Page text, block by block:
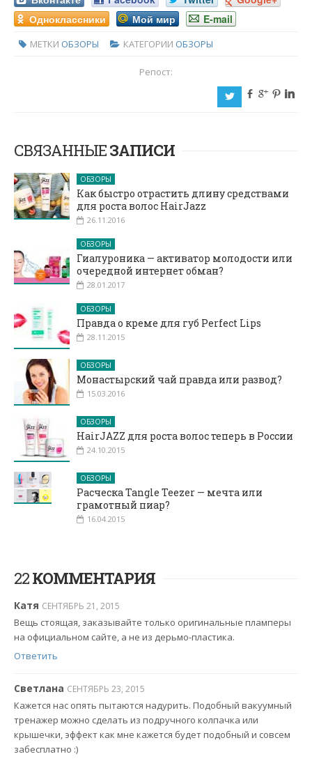
Одноклассники
Мой мир E-mail
МЕТКИ ОБЗОРЫ КАТЕГОРИИ ОБЗОРЫ
Репост:
a b c d j
СВЯЗАННЫЕЗАПИСИ
ОБЗОРЫ
Как быстро отрастить длину средствами
для роста волос HairJazz
26.11.2016
ОБЗОРЫ
Гиалуроника — активатор молодости или
очередной интернет обман?
28.01.2017
ОБЗОРЫ
Правда о креме для губ Perfect Lips
28.11.2015
ОБЗОРЫ
Монастырский чай правда или развод?
15.03.2016
ОБЗОРЫ
HairJAZZ для роста волос теперь в России
24.10.2015
ОБЗОРЫ
Расческа Tangle Teezer — мечта или
грамотный пиар?
16.04.2015
22КОММЕНТАРИЯ
Катя СЕНТЯБРЬ 21, 2015
Вещь стоящая, заказывайте только оригинальные пламперы
на официальном сайте, а не из дерьмо-пластика.
Ответить
Светлана СЕНТЯБРЬ 23, 2015
Кажется нас опять пытаются надурить. Подобный вакуумный
тренажер можно сделать из подручного колпачка или
крышечки, эффект как мне кажется будет подобный и совсем
забесплатно :)